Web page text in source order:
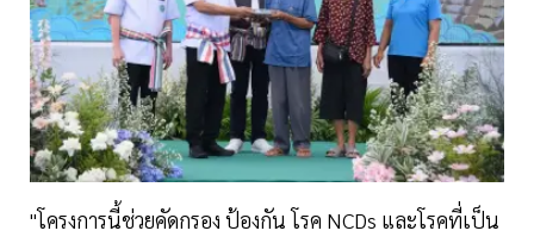
"โครงการนี้ช่วยคัดกรอง ป้องกัน โรค NCDs และโรคที่เป็น